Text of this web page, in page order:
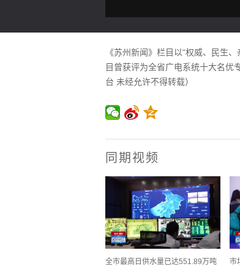
《苏州新闻》栏目以“权威、民生
目曾获评为全省广电系统十大名
台 未经允许不得转载）
同期视频
全市最高日供水量已达551.89万吨
市